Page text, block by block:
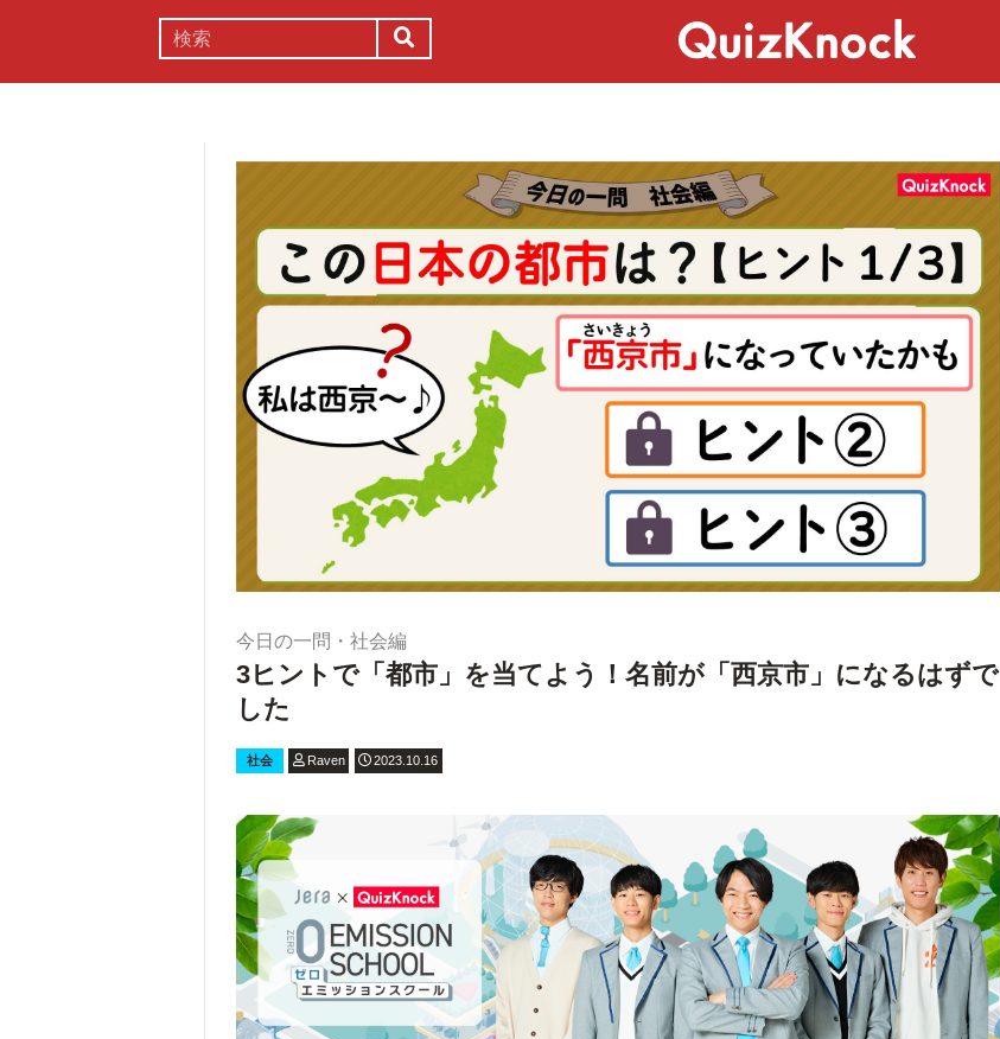
今日の一問・社会編
3ヒントで「都市」を当てよう！名前が「西京市」になるはずで
した
社会 Raven 2023.10.16